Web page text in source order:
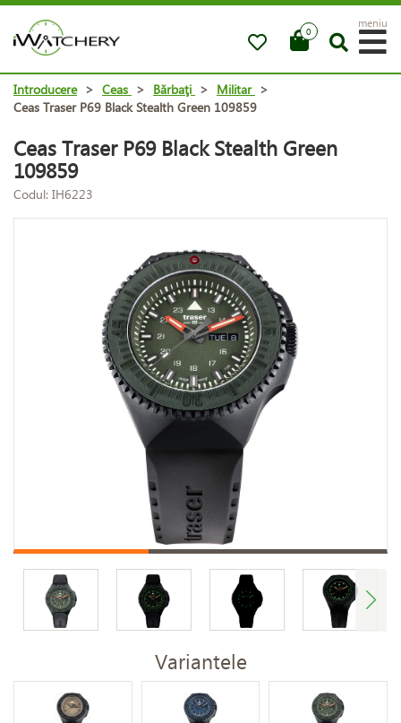
0
meniu
Introducere > Ceas > Bărbaţi > Militar >
Ceas Traser P69 Black Stealth Green 109859
Ceas Traser P69 Black Stealth Green
109859
Codul: IH6223
Variantele